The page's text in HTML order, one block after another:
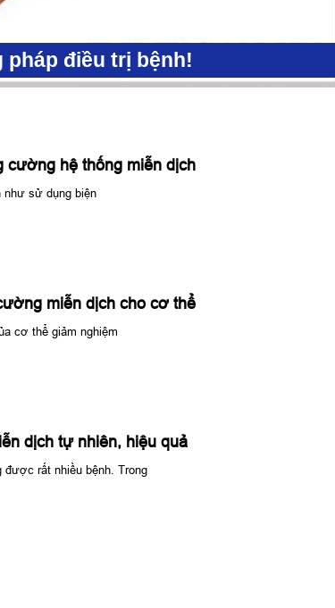
điều trị bệnh!
cường hệ thống miễn dịch
như sử dụng biện
miễn dịch cho cơ thể
cơ thể giảm nghiệm
dịch tự nhiên, hiệu quả
được rất nhiều bệnh. Trong